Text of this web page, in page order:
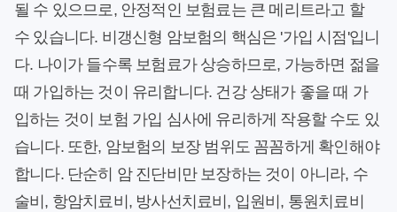
될 수 있으므로, 안정적인 보험료는 큰 메리트라고 할
수 있습니다. 비갱신형 암보험의 핵심은 '가입 시점'입니
다. 나이가 들수록 보험료가 상승하므로, 가능하면 젊을
때 가입하는 것이 유리합니다. 건강 상태가 좋을 때 가
입하는 것이 보험 가입 심사에 유리하게 작용할 수도 있
습니다. 또한, 암보험의 보장 범위도 꼼꼼하게 확인해야
합니다. 단순히 암 진단비만 보장하는 것이 아니라, 수
술비, 항암치료비, 방사선치료비, 입원비, 통원치료비